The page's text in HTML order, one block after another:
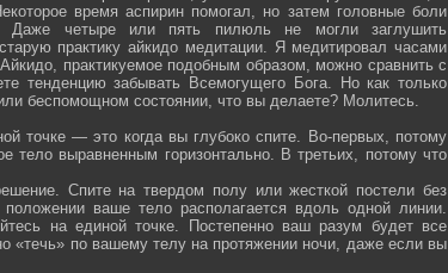
время аспирин помогал, но затем головные боли
Даже четыре или пять пилюль не могли заглушить
практику айкидо медитации. Я медитировал часами
практикуемое подобным образом, можно сравнить с
тенденцию забывать Всемогущего Бога. Но как только
беспомощном состоянии, что вы делаете? Молитесь.
точке — это когда вы глубоко спите. Во-первых, потому
тело выравненным горизонтально. В третьих, потому что
Спите на твердом полу или жесткой постели без
ваше тело располагается вдоль одной линии.
на единой точке. Постепенно ваш разум будет все
«течь» по вашему телу на протяжении ночи, даже если вы